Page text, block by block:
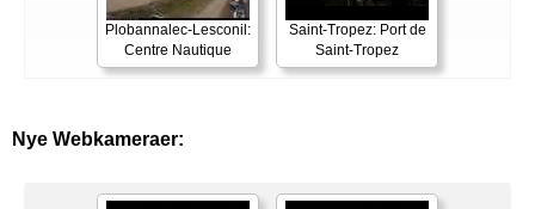
Plobannalec-Lesconil:
Centre Nautique
Saint-Tropez: Port de
Saint-Tropez
Nye Webkameraer: